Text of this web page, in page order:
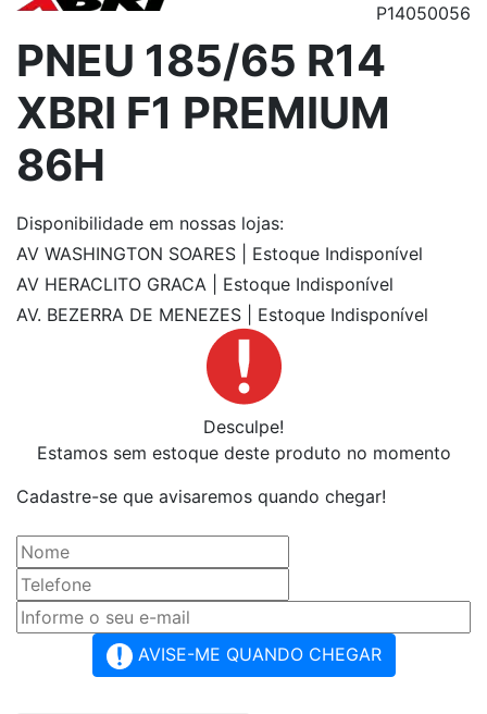
P14050056
PNEU 185/65 R14
XBRI F1 PREMIUM
86H
Disponibilidade em nossas lojas:
AV WASHINGTON SOARES | Estoque Indisponível
AV HERACLITO GRACA | Estoque Indisponível
AV. BEZERRA DE MENEZES | Estoque Indisponível
Desculpe!
Estamos sem estoque deste produto no momento
Cadastre-se que avisaremos quando chegar!
AVISE-ME QUANDO CHEGAR